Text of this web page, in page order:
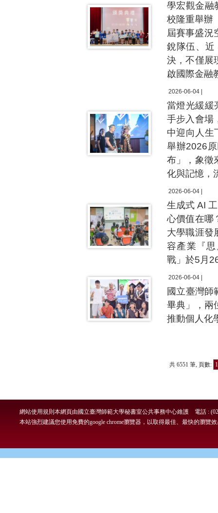
學宏觀金融
校隆重舉辦
屆賽事盛況
銳隊伍、近
決，不僅展
啟國際金融
2026-06-04 |
當燈光緩緩
手步入會場
中迎向人生
舉辦2026
布」，象徵
化與記憶，
2026-06-04 |
生成式 AI
心價值在哪
大學職涯發
容產業『
戰」於5月
2026-06-04 |
國立臺灣師
畢典」，兩
推動個人化
共 6551 筆, 頁數: 1
本網頁由國立臺灣師範大學秘書室公共事務中心維護 電話 :
網站使用規則
本站強烈建議您使用免費的google chrome瀏覽器，以取得最佳、最快的瀏覽